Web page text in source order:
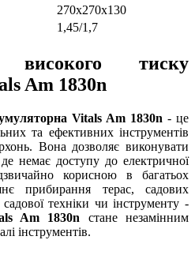
270х270х130
1,45/1,7
тиску
Am 1830n
Vitals Am 1830n - це
та ефективних інструментів
Вона дозволяє виконувати
немає доступу до електричної
корисною в багатьох
прибирання терас, садових
техніки чи інструменту -
Am 1830n стане незамінним
інструментів.